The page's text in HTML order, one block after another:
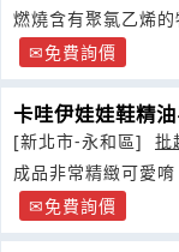
燃燒含有聚氯乙烯
（Dioxin
免費詢價
卡哇伊娃娃鞋精
[新北市-永和區]
批
免費詢價